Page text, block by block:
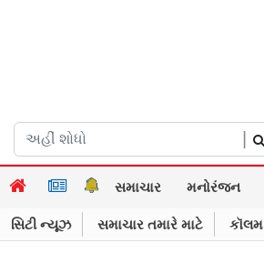
સમાચાર મનોરંજન
સિટી ન્યૂઝ સમાચાર તમારે માટે કૉલમ